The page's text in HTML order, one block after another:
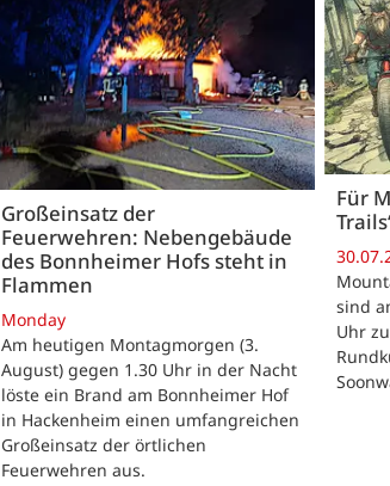
Großeinsatz der
Feuerwehren: Nebengebäude
des Bonnheimer Hofs steht in
Flammen
Monday
Am heutigen Montagmorgen (3.
August) gegen 1.30 Uhr in der Nacht
löste ein Brand am Bonnheimer Hof
in Hackenheim einen umfangreichen
Großeinsatz der örtlichen
Feuerwehren aus.
Für
sind
Uhr